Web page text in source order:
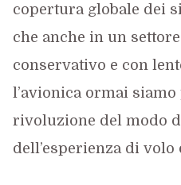
copertura globale dei
che anche in un
conservativo e con
l’avionica ormai
rivoluzione del modo
dell’esperienza di volo